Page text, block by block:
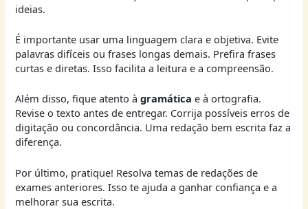
ideias.
É importante usar uma linguagem clara e objetiva. Evite
palavras difíceis ou frases longas demais. Prefira frases
curtas e diretas. Isso facilita a leitura e a compreensão.
Além disso, fique atento àgramática e à ortografia.
Revise o texto antes de entregar. Corrija possíveis erros de
digitação ou concordância. Uma redação bem escrita faz a
diferença.
Por último, pratique! Resolva temas de redações de
exames anteriores. Isso te ajuda a ganhar confiança e a
melhorar sua escrita.